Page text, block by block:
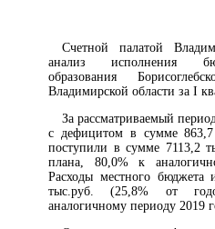
Счетной палатой
анализ исполнения
образования
Владимирской области за I
За рассматриваемый
с дефицитом в сумме
поступили в сумме 7113,2
плана, 80,0% к
Расходы местного
тыс.руб. (25,8% от
аналогичному периоду 2019